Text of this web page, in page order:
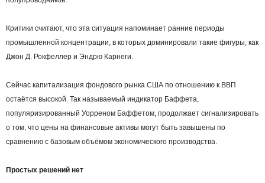
Критики считают, что эта ситуация напоминает ранние периоды
промышленной концентрации, в которых доминировали такие фигуры, как
Джон Д. Рокфеллер и Эндрю Карнеги.
Сейчас капитализация фондового рынка США по отношению к ВВП
остаётся высокой. Так называемый индикатор Баффета,
популяризированный Уорреном Баффетом, продолжает сигнализировать
о том, что цены на финансовые активы могут быть завышены по
сравнению с базовым объёмом экономического производства.
Простых решений нет